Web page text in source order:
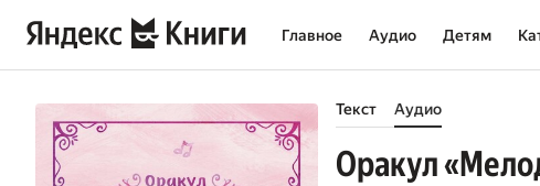
Главное Аудио Детям
Текст Аудио
Оракул